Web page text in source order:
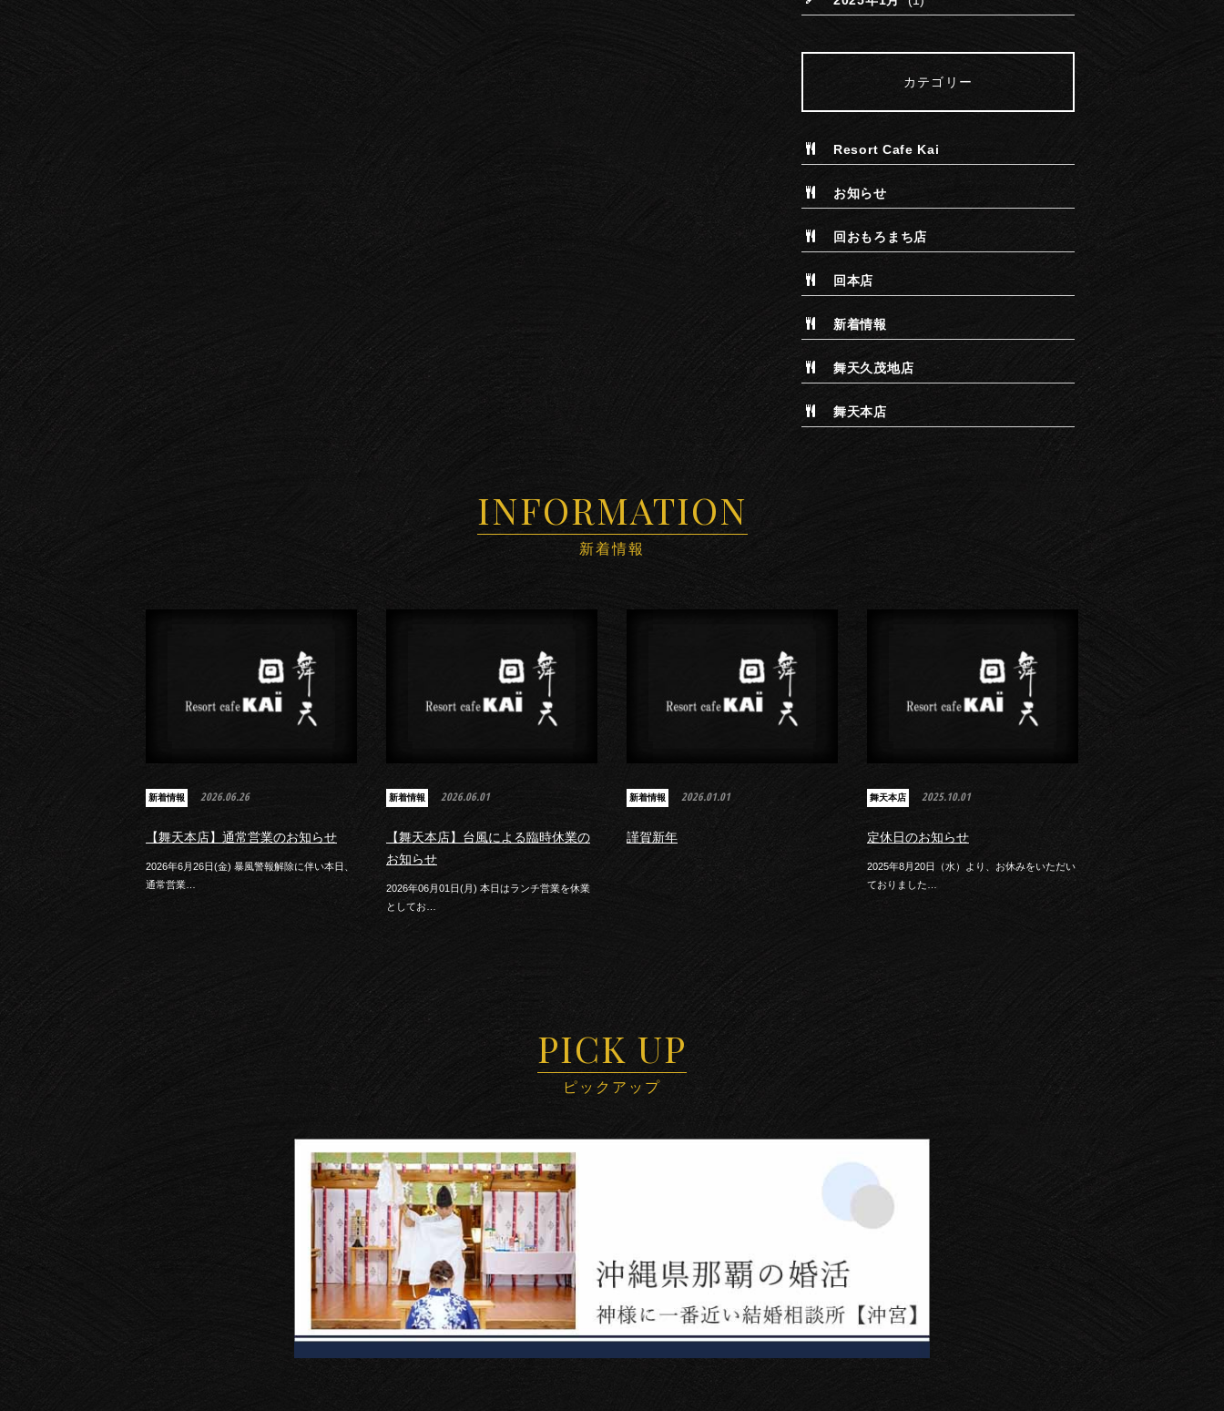
カテゴリー
Resort Cafe Kai
お知らせ
回おもろまち店
回本店
新着情報
舞天久茂地店
舞天本店
INFORMATION
新着情報
新着情報 2026.06.26
【舞天本店】通常営業のお知らせ
2026年6月26日(金) 暴風警報解除に伴い本日、
通常営業…
新着情報 2026.06.01
【舞天本店】台風による臨時休業の
お知らせ
2026年06月01日(月) 本日はランチ営業を休業
としてお…
新着情報 2026.01.01
謹賀新年
舞天本店 2025.10.01
定休日のお知らせ
2025年8月20日（水）より、お休みをいただい
ておりました…
PICK UP
ピックアップ